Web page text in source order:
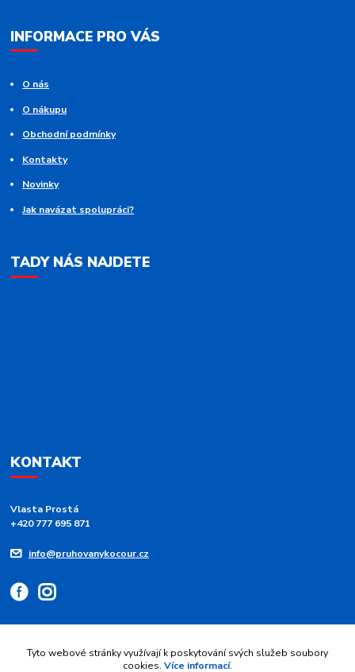
INFORMACE PRO VÁS
O nás
O nákupu
Obchodní podmínky
Kontakty
Novinky
Jak navázat spolupráci?
TADY NÁS NAJDETE
KONTAKT
Vlasta Prostá
+420 777 695 871
info@pruhovanykocour.cz
Upravit sběr cookies.
Tyto webové stránky využívají k poskytování svých služeb soubory
cookies. Více informací.